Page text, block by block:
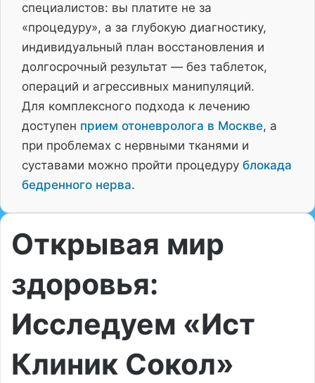
специалистов: вы платите не за
«процедуру», а за глубокую диагностику,
индивидуальный план восстановления и
долгосрочный результат — без таблеток,
операций и агрессивных манипуляций.
Для комплексного подхода к лечению
доступен прием отоневролога в Москве, а
при проблемах с нервными тканями и
суставами можно пройти процедуру блокада
бедренного нерва.
Открывая мир
здоровья:
Исследуем «Ист
Клиник Сокол»